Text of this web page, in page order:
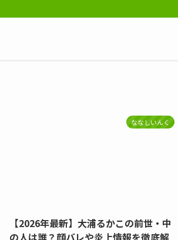
ななしいんく
【2026年最新】大浦るかこの前世・中